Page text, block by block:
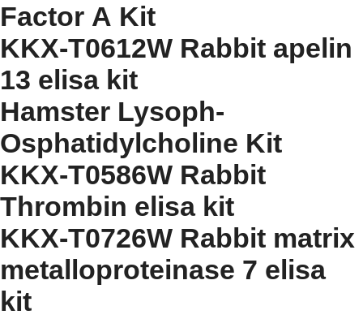
Factor Α Kit
KKX-T0612W Rabbit apelin
13 elisa kit
Hamster Lysoph-
Osphatidylcholine Kit
KKX-T0586W Rabbit
Thrombin elisa kit
KKX-T0726W Rabbit matrix
metalloproteinase 7 elisa
kit